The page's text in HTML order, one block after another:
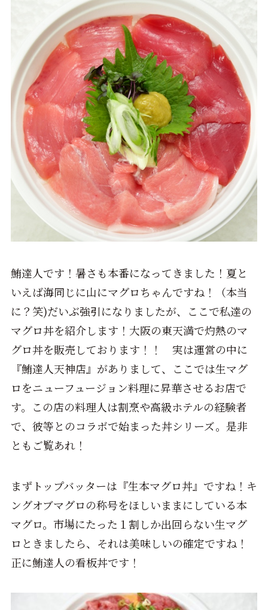
鮪達人です！暑さも本番になってきました！夏と
いえば海同じに山にマグロちゃんですね！（本当
に？笑)だいぶ強引になりましたが、ここで私達の
マグロ丼を紹介します！大阪の東天満で灼熱のマ
グロ丼を販売しております！！ 実は運営の中に
『鮪達人天神店』がありまして、ここでは生マグ
ロをニューフュージョン料理に昇華させるお店で
す。この店の料理人は割烹や高級ホテルの経験者
で、彼等とのコラボで始まった丼シリーズ。是非
ともご覧あれ！
まずトップバッターは『生本マグロ丼』ですね！キ
ングオブマグロの称号をほしいままにしている本
マグロ。市場にたった１割しか出回らない生マグ
ロときましたら、それは美味しいの確定ですね！
正に鮪達人の看板丼です！